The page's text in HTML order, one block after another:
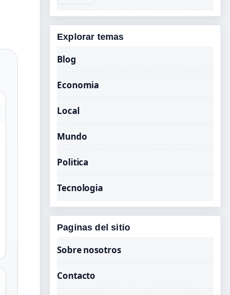
Explorar temas
Blog
Economia
Local
Mundo
Politica
Tecnologia
Paginas del sitio
Sobre nosotros
Contacto